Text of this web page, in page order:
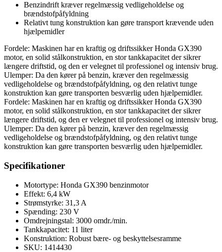
Benzindrift kræver regelmæssig vedligeholdelse og
brændstofpåfyldning
Relativt tung konstruktion kan gøre transport krævende uden
hjælpemidler
Fordele: Maskinen har en kraftig og driftssikker Honda GX390
motor, en solid stålkonstruktion, en stor tankkapacitet der sikrer
længere driftstid, og den er velegnet til professionel og intensiv brug.
Ulemper: Da den kører på benzin, kræver den regelmæssig
vedligeholdelse og brændstofpåfyldning, og den relativt tunge
konstruktion kan gøre transporten besværlig uden hjælpemidler.
Fordele: Maskinen har en kraftig og driftssikker Honda GX390
motor, en solid stålkonstruktion, en stor tankkapacitet der sikrer
længere driftstid, og den er velegnet til professionel og intensiv brug.
Ulemper: Da den kører på benzin, kræver den regelmæssig
vedligeholdelse og brændstofpåfyldning, og den relativt tunge
konstruktion kan gøre transporten besværlig uden hjælpemidler.
Specifikationer
Motortype: Honda GX390 benzinmotor
Effekt: 6,4 kW
Strømstyrke: 31,3 A
Spænding: 230 V
Omdrejningstal: 3000 omdr./min.
Tankkapacitet: 11 liter
Konstruktion: Robust bære- og beskyttelsesramme
SKU: 1414430